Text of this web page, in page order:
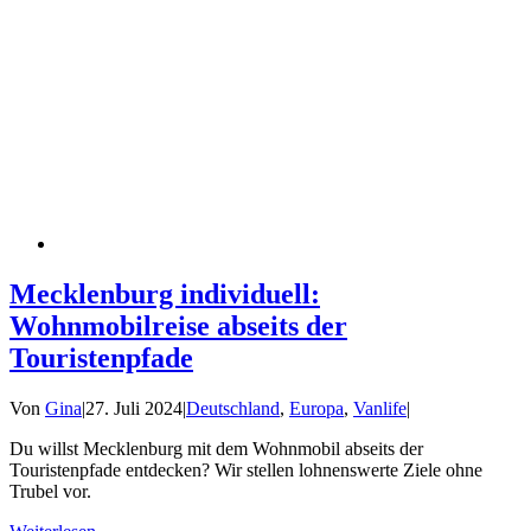
Mecklenburg individuell:
Wohnmobilreise abseits der
Touristenpfade
Von Gina|27. Juli 2024|Deutschland, Europa, Vanlife|
Du willst Mecklenburg mit dem Wohnmobil abseits der
Touristenpfade entdecken? Wir stellen lohnenswerte Ziele ohne
Trubel vor.